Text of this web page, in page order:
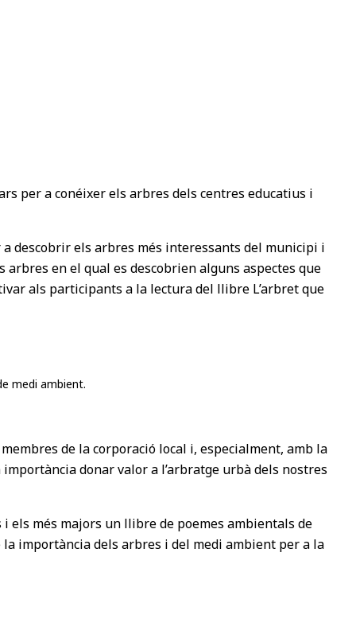
per a conéixer els arbres dels centres educatius i
descobrir els arbres més interessants del municipi i
en el qual es descobrien alguns aspectes que
als participants a la lectura del llibre L’arbret que
medi ambient.
de la corporació local i, especialment, amb la
donar valor a l’arbratge urbà dels nostres
els més majors un llibre de poemes ambientals de
la importància dels arbres i del medi ambient per a la